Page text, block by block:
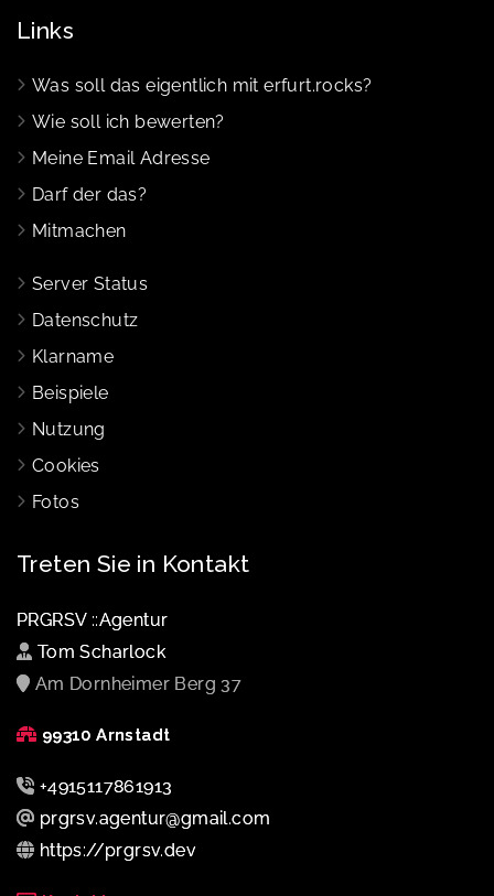
Links
Was soll das eigentlich mit erfurt.rocks?
Wie soll ich bewerten?
Meine Email Adresse
Darf der das?
Mitmachen
Server Status
Datenschutz
Klarname
Beispiele
Nutzung
Cookies
Fotos
Treten Sie in Kontakt
PRGRSV ::Agentur
Tom Scharlock
Am Dornheimer Berg 37
99310 Arnstadt
+4915117861913
prgrsv.agentur@gmail.com
https://prgrsv.dev